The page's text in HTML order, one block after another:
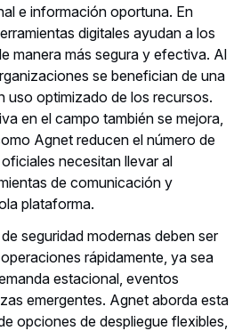
e información oportuna. En
digitales ayudan a los
manera más segura y efectiva. Al
se benefician de una
uso optimizado de los recursos.
en el campo también se mejora,
Agnet reducen el número de
necesitan llevar al
de comunicación y
plataforma.
seguridad modernas deben ser
rápidamente, ya sea
estacional, eventos
emergentes. Agnet aborda esta
opciones de despliegue flexibles,